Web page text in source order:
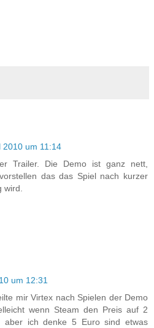
2010 um 11:14
Trailer. Die Demo ist ganz nett,
das das Spiel nach kurzer
um 12:31
mir Virtex nach Spielen der Demo
wenn Steam den Preis auf 2
aber ich denke 5 Euro sind etwas